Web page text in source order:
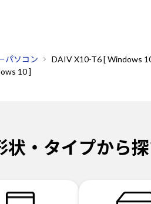
パソコン
DAIV X10-T6 [ Windows
10 ]
状・タイプから